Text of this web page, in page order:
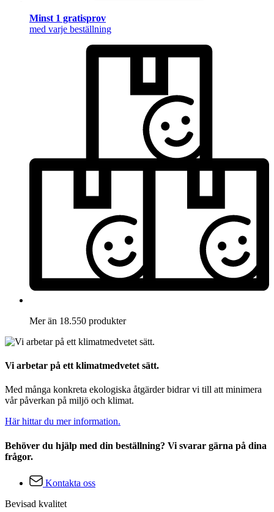
Minst 1 gratisprov
med varje beställning
Mer än 18.550 produkter
Vi arbetar på ett klimatmedvetet sätt.
Med många konkreta ekologiska åtgärder bidrar vi till att minimera
vår påverkan på miljö och klimat.
Här hittar du mer information.
Behöver du hjälp med din beställning? Vi svarar gärna på dina
frågor.
Kontakta oss
Bevisad kvalitet